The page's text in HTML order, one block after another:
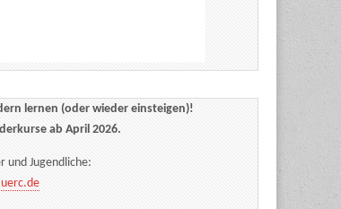
lernen (oder wieder einsteigen)!
ab April 2026.
und Jugendliche: